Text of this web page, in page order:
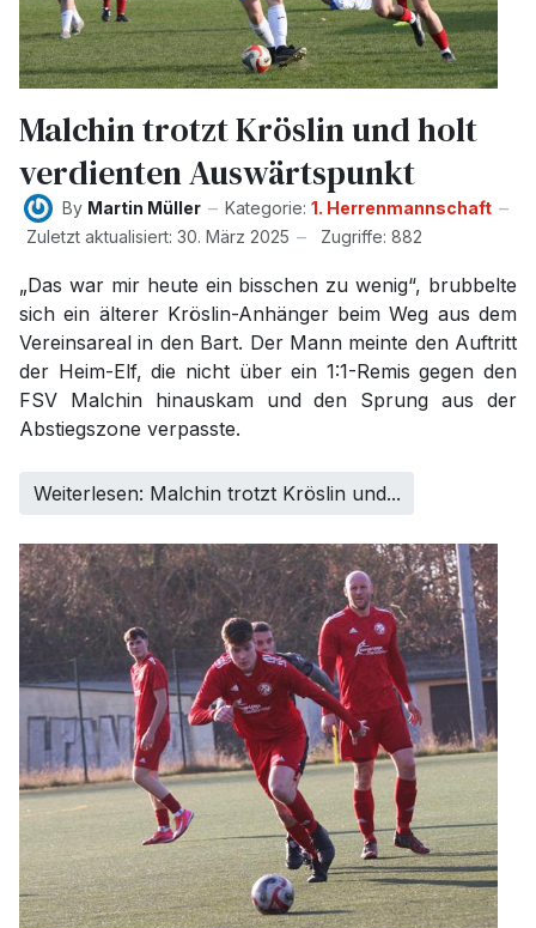
Malchin trotzt Kröslin und holt
verdienten Auswärtspunkt
By Martin Müller Kategorie: 1. Herrenmannschaft
Zuletzt aktualisiert: 30. März 2025
Zugriffe: 882
„Das war mir heute ein bisschen zu wenig“, brubbelte
sich ein älterer Kröslin-Anhänger beim Weg aus dem
Vereinsareal in den Bart. Der Mann meinte den Auftritt
der Heim-Elf, die nicht über ein 1:1-Remis gegen den
FSV Malchin hinauskam und den Sprung aus der
Abstiegszone verpasste.
Weiterlesen: Malchin trotzt Kröslin und...